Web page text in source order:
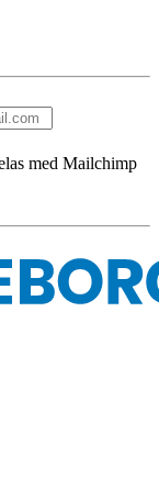
med Mailchimp